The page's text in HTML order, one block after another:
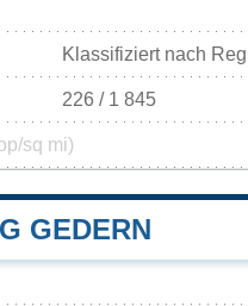
Klassifiziert nach
226 / 1 845
sq mi)
GEDERN